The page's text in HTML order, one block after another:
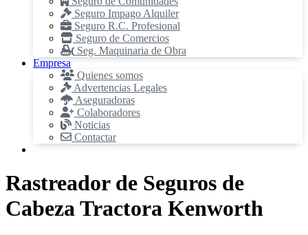
Seguro Impago Alquiler
Seguro R.C. Profesional
Seguro de Comercios
Seg. Maquinaria de Obra
Empresa
Quienes somos
Advertencias Legales
Aseguradoras
Colaboradores
Noticias
Contactar
Rastreador de Seguros de
Cabeza Tractora Kenworth